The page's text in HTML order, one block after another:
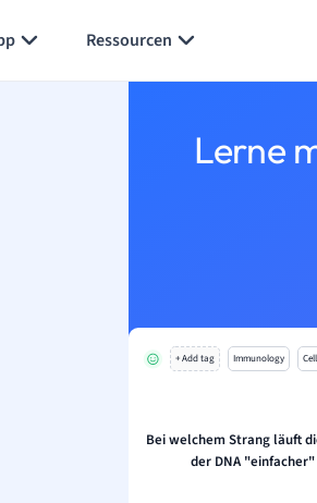
Ressourcen
Lerne
+ Add tag Immunology
Bei welchem Strang läuft
der DNA "einfacher"